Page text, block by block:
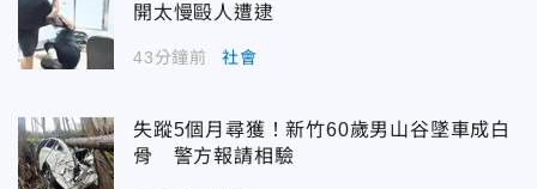
開太慢毆人遭逮
43分鐘前 社會
失蹤5個月尋獲！新竹60歲男山谷墜車成白
骨 警方報請相驗